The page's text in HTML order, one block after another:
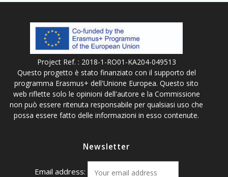
Project Ref. : 2018-1-RO01-KA204-049513
Questo progetto è stato finanziato con il supporto del
programma Erasmus+ dell'Unione Europea. Questo sito
web riflette solo le opinioni dell'autore e la Commissione
non può essere ritenuta responsabile per qualsiasi uso che
possa essere fatto delle informazioni in esso contenute.
Newsletter
Email address: